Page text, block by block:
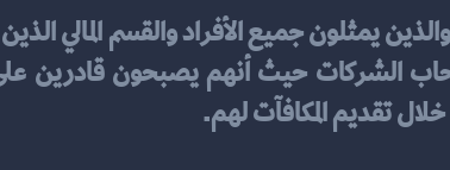
تقديم المكافآت لهم.